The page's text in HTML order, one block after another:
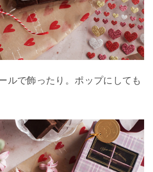
ルで飾ったり。ポップにしても